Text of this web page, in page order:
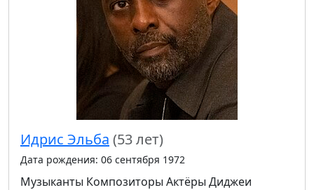
Идрис Эльба (53 лет)
Дата рождения: 06 сентября 1972
Музыканты Композиторы Актёры Диджеи